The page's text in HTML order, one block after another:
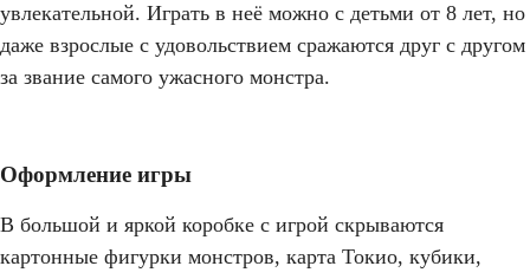
увлекательной. Играть в неё можно с детьми от 8 лет, но
даже взрослые с удовольствием сражаются друг с другом
за звание самого ужасного монстра.
Оформление игры
В большой и яркой коробке с игрой скрываются
картонные фигурки монстров, карта Токио, кубики,